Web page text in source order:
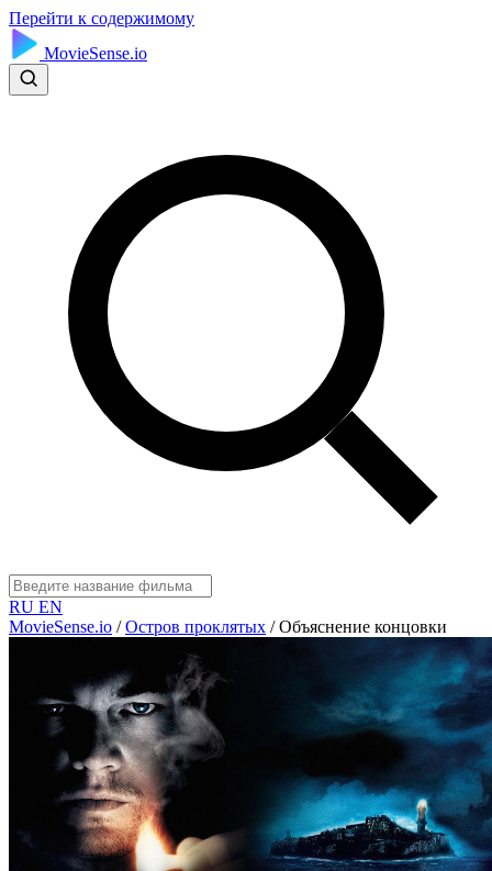
Перейти к содержимому
MovieSense.io
RU EN
MovieSense.io / Остров проклятых / Объяснение концовки